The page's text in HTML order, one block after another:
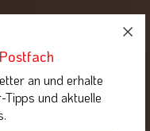
an und erhalte
und aktuelle